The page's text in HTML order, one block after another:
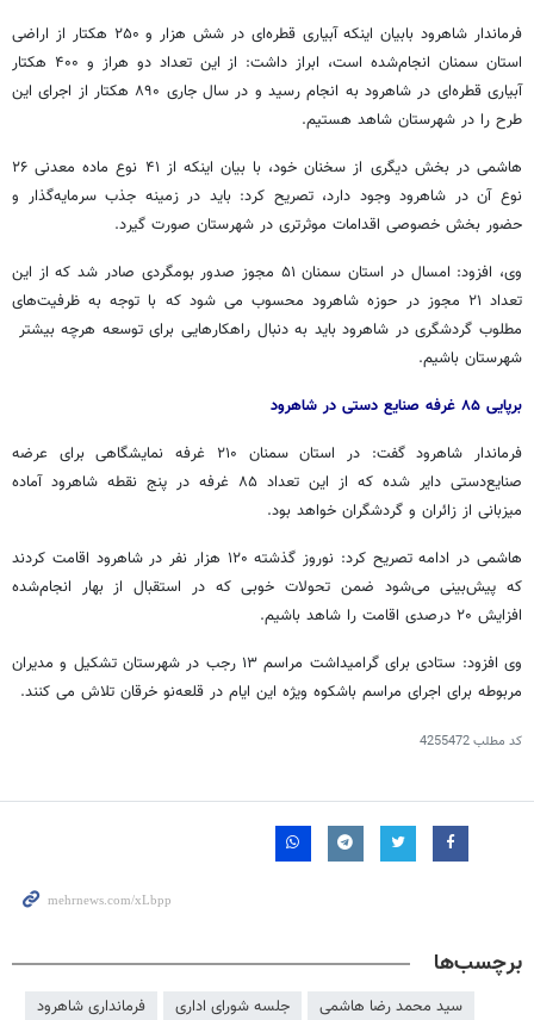
فرماندار شاهرود بابیان اینکه آبیاری قطره‌ای در شش هزار و ۲۵۰ هکتار از اراضی
استان سمنان انجام‌شده است، ابراز داشت: از این تعداد دو هراز و ۴۰۰ هکتار
آبیاری قطره‌ای در شاهرود به انجام رسید و در سال جاری ۸۹۰ هکتار از اجرای این
طرح را در شهرستان شاهد هستیم.
هاشمی در بخش دیگری از سخنان خود، با بیان اینکه از ۴۱ نوع ماده معدنی ۲۶
نوع آن در شاهرود وجود دارد، تصریح کرد: باید در زمینه جذب سرمایه‌گذار و
حضور بخش خصوصی اقدامات موثرتری در شهرستان صورت گیرد.
وی، افزود: امسال در استان سمنان ۵۱ مجوز صدور بومگردی صادر شد که از این
تعداد ۲۱ مجوز در حوزه شاهرود محسوب می شود که با توجه به ظرفیت‌های
مطلوب گردشگری در شاهرود باید به دنبال راهکارهایی برای توسعه هرچه بیشتر
شهرستان باشیم.
برپایی ۸۵ غرفه صنایع دستی در شاهرود
فرماندار شاهرود گفت: در استان سمنان ۲۱۰ غرفه نمایشگاهی برای عرضه
صنایع‌دستی دایر شده که از این تعداد ۸۵ غرفه در پنج نقطه شاهرود آماده
میزبانی از زائران و گردشگران خواهد بود.
هاشمی در ادامه تصریح کرد: نوروز گذشته ۱۲۰ هزار نفر در شاهرود اقامت کردند
که پیش‌بینی می‌شود ضمن تحولات خوبی که در استقبال از بهار انجام‌شده
افزایش ۲۰ درصدی اقامت را شاهد باشیم.
وی افزود: ستادی برای گرامیداشت مراسم ۱۳ رجب در شهرستان تشکیل و مدیران
مربوطه برای اجرای مراسم باشکوه ویژه این ایام در قلعه‌نو خرقان تلاش می کنند.
کد مطلب4255472
برچسب‌ها
سید محمد رضا هاشمی جلسه شورای اداری فرمانداری شاهرود